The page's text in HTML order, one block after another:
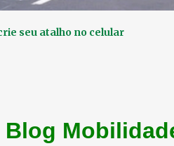
seu atalho no celular